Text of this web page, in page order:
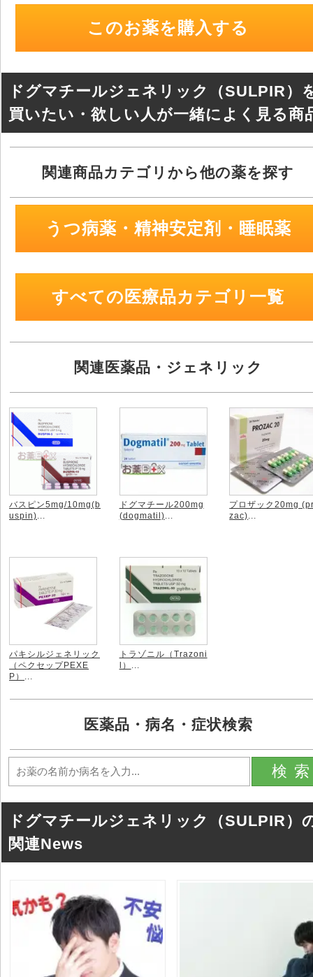
e
b
o
k
n
a
このお薬を購入する
ドグマチールジェネリック（SULPIR）
買いたい・欲しい人が一緒によく見る商
関連商品カテゴリから他の薬を探す
うつ病薬・精神安定剤・睡眠薬
すべての医療品カテゴリ一覧
関連医薬品・ジェネリック
バスピン5mg/10mg(b
uspin)
ドグマチール200mg
(dogmatil)
プロザック20mg
zac)
パキシルジェネリック
（ペクセップPEXE
P）
トラゾニル（Trazoni
l）
医薬品・病名・症状検索
検
ドグマチールジェネリック（SULPIR）
関連News